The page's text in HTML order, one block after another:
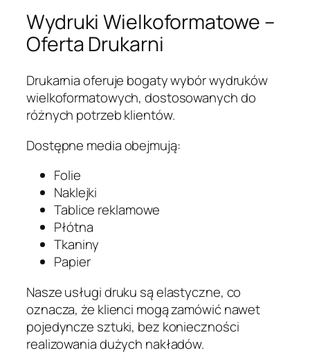
Wydruki Wielkoformatowe –
Oferta Drukarni
Drukarnia oferuje bogaty wybór wydruków
wielkoformatowych, dostosowanych do
różnych potrzeb klientów.
Dostępne media obejmują:
Folie
Naklejki
Tablice reklamowe
Płótna
Tkaniny
Papier
Nasze usługi druku są elastyczne, co
oznacza, że klienci mogą zamówić nawet
pojedyncze sztuki, bez konieczności
realizowania dużych nakładów.